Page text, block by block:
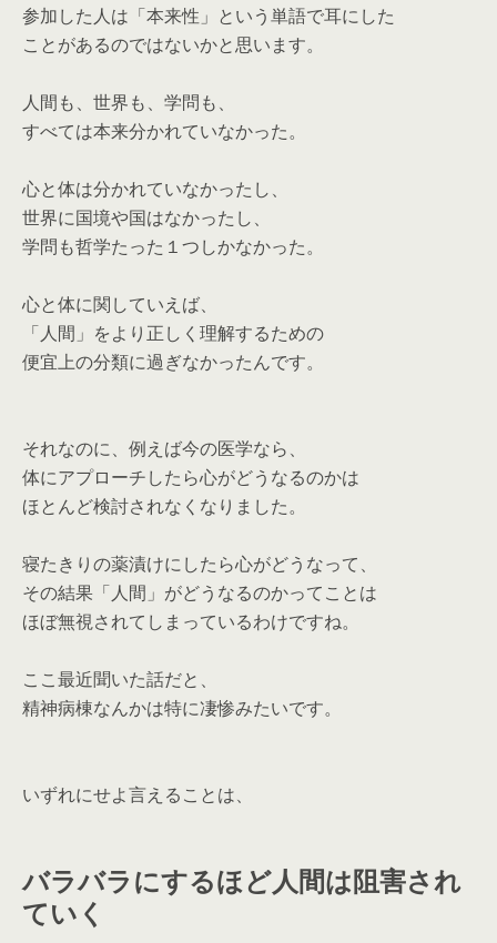
参加した人は「本来性」という単語で耳にした
ことがあるのではないかと思います。
人間も、世界も、学問も、
すべては本来分かれていなかった。
心と体は分かれていなかったし、
世界に国境や国はなかったし、
学問も哲学たった１つしかなかった。
心と体に関していえば、
「人間」をより正しく理解するための
便宜上の分類に過ぎなかったんです。
それなのに、例えば今の医学なら、
体にアプローチしたら心がどうなるのかは
ほとんど検討されなくなりました。
寝たきりの薬漬けにしたら心がどうなって、
その結果「人間」がどうなるのかってことは
ほぼ無視されてしまっているわけですね。
ここ最近聞いた話だと、
精神病棟なんかは特に凄惨みたいです。
いずれにせよ言えることは、
バラバラにするほど人間は阻害され
ていく